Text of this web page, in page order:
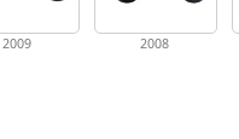
2009 2008